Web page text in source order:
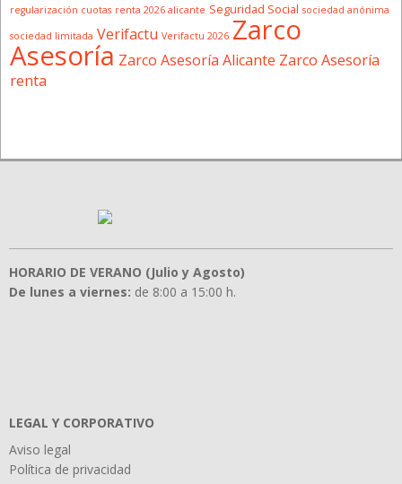
regularización cuotas renta 2026 alicante Seguridad Social sociedad anónima
sociedad limitada Verifactu Verifactu 2026 Zarco
Asesoría Zarco Asesoría Alicante Zarco Asesoría
renta
HORARIO DE VERANO (Julio y Agosto)
De lunes a viernes: de 8:00 a 15:00 h.
LEGAL Y CORPORATIVO
Aviso legal
Política de privacidad